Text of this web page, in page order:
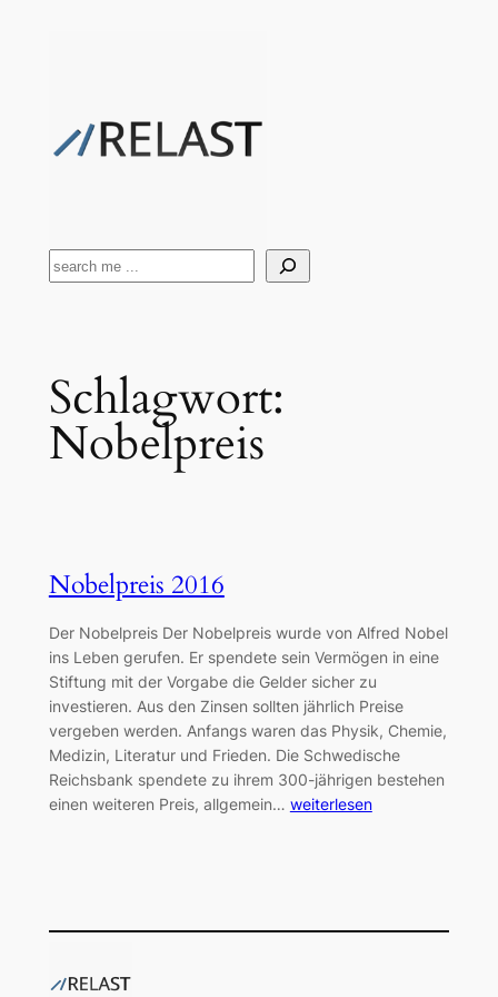
Suchen
Schlagwort:
Nobelpreis
Nobelpreis 2016
Der Nobelpreis Der Nobelpreis wurde von Alfred Nobel
ins Leben gerufen. Er spendete sein Vermögen in eine
Stiftung mit der Vorgabe die Gelder sicher zu
investieren. Aus den Zinsen sollten jährlich Preise
vergeben werden. Anfangs waren das Physik, Chemie,
Medizin, Literatur und Frieden. Die Schwedische
Reichsbank spendete zu ihrem 300-jährigen bestehen
einen weiteren Preis, allgemein… weiterlesen